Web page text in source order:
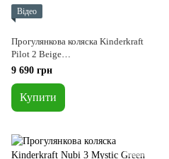
Відео
Прогулянкова коляска Kinderkraft
Pilot 2 Beige
(KSPILO02BEG0000)
9 690 грн
Купити